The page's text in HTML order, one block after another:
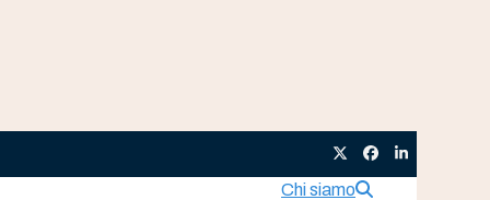
TwitterFacebook
LinkedIn
Chi siamo